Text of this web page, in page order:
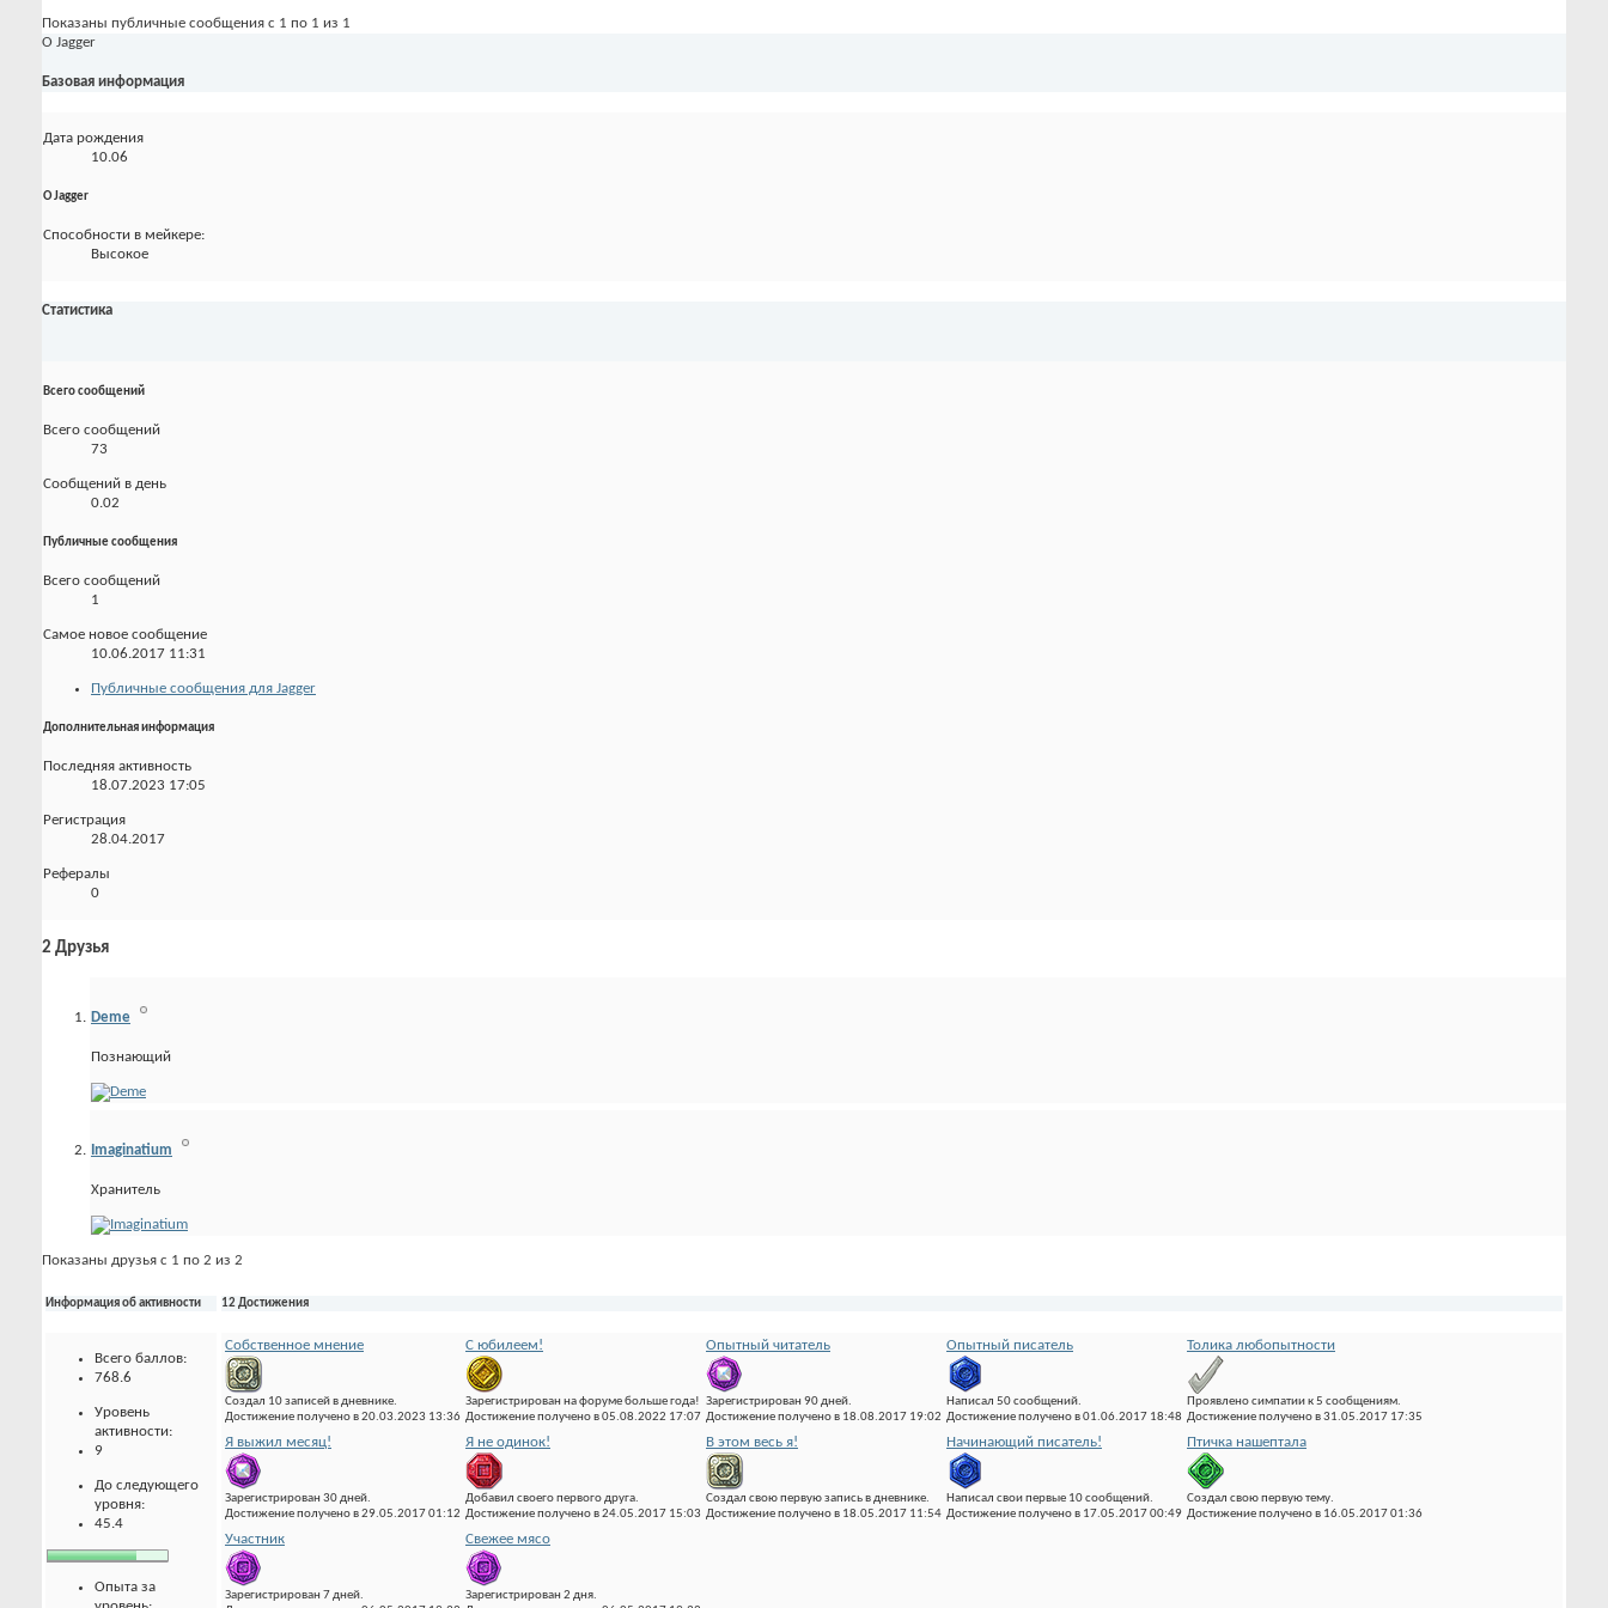
Показаны публичные сообщения с 1 по 1 из 1
О Jagger
Базовая информация
Дата рождения
10.06
О Jagger
Способности в мейкере:
Высокое
Статистика
Всего сообщений
Всего сообщений
73
Сообщений в день
0.02
Публичные сообщения
Всего сообщений
1
Самое новое сообщение
10.06.2017 11:31
Публичные сообщения для Jagger
Дополнительная информация
Последняя активность
18.07.2023 17:05
Регистрация
28.04.2017
Рефералы
0
2 Друзья
Deme
Познающий
Imaginatium
Хранитель
Показаны друзья с 1 по 2 из 2
Информация об активности
Всего баллов:
768.6
Уровень
активности:
9
До следующего
уровня:
45.4
Опыта за
12 Достижения
Собственное мнение
Создал 10 записей в дневнике.
Достижение получено в 20.03.2023 13:36
С юбилеем!
Зарегистрирован на форуме больше года!
Достижение получено в 05.08.2022 17:07
Опытный читатель
Зарегистрирован 90 дней.
Достижение получено в 18.08.2017 19:02
Опытный писатель
Написал 50 сообщений.
Достижение получено в 01.06.2017 18:48
Толика любопытности
Проявлено симпатии к 5 сообщениям.
Достижение получено в 31.05.2017 17:35
Я выжил месяц!
Зарегистрирован 30 дней.
Достижение получено в 29.05.2017 01:12
Я не одинок!
Добавил своего первого друга.
Достижение получено в 24.05.2017 15:03
В этом весь я!
Создал свою первую запись в дневнике.
Достижение получено в 18.05.2017 11:54
Начинающий писатель!
Написал свои первые 10 сообщений.
Достижение получено в 17.05.2017 00:49
Птичка нашептала
Создал свою первую тему.
Достижение получено в 16.05.2017 01:36
Участник
Зарегистрирован 7 дней.
Свежее мясо
Зарегистрирован 2 дня.